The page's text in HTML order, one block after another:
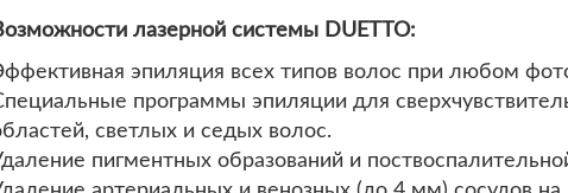
лазерной системы DUETTO:
эпиляция всех типов волос при любом
программы эпиляции для
светлых и седых волос.
пигментных образований и